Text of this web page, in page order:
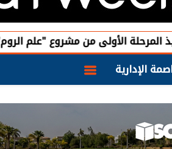
الأولى من مشروع "علم الروم"
الإدارية